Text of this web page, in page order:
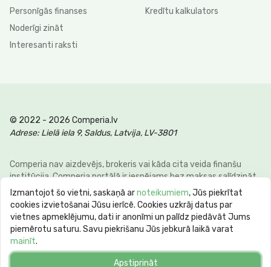
Personīgās finanses
Noderīgi zināt
Interesanti raksti
Kredītu kalkulators
© 2022 - 2026 Comperia.lv
Adrese: Lielā iela 9, Saldus, Latvija, LV-3801
Comperia nav aizdevējs, brokeris vai kāda cita veida finanšu
institūcija. Comperia portālā ir iespējams bez maksas salīdzināt
dažādus personīgo finanšu veidus, lai klienti varētu ietaupīt savu
laiku un naudu. E-pasts:info@comperia.lv. Reprezentatīvs
piemērs: aizņemoties 5000 € uz 60 mēnešiem, mēneša
maksājums 106.93 €, kopējā summa 6415.59 €, gada procentu
likme APR 10.78%. Maksimālā gada procentu likme (max APR) var
sasniegt 60%. Kredīta termiņš no 62 dienām līdz 10 gadiem.
Izmantojot šo vietni, saskaņā arnoteikumiem, Jūs piekrītat
cookies izvietošanai Jūsu ierīcē. Cookies uzkrāj datus par
vietnes apmeklējumu, dati ir anonīmi un palīdz piedāvāt Jums
piemērotu saturu. Savu piekrišanu Jūs jebkurā laikā varat
mainīt.
Apstiprināt